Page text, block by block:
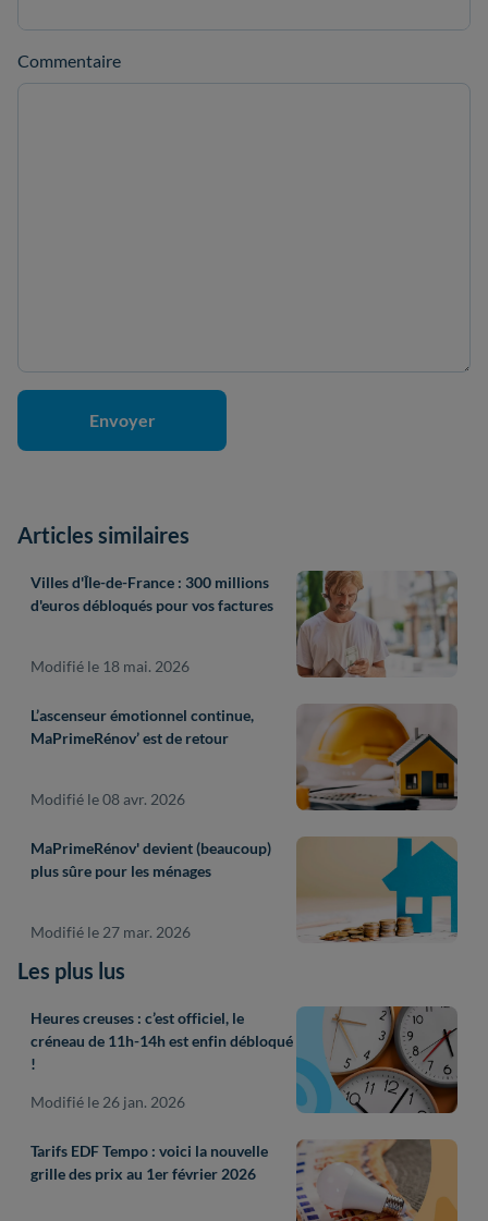
Commentaire
Articles similaires
Villes d'Île-de-France : 300 millions
d'euros débloqués pour vos factures
Modifié le 18 mai. 2026
L’ascenseur émotionnel continue,
MaPrimeRénov’ est de retour
Modifié le 08 avr. 2026
MaPrimeRénov' devient (beaucoup)
plus sûre pour les ménages
Modifié le 27 mar. 2026
Les plus lus
Heures creuses : c’est officiel, le
créneau de 11h-14h est enfin débloqué
!
Modifié le 26 jan. 2026
Tarifs EDF Tempo : voici la nouvelle
grille des prix au 1er février 2026